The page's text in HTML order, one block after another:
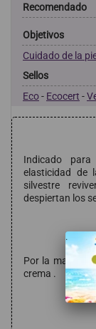
Recomendado
Objetivos
Cuidado de la
Sellos
Eco- Ecocert -
Indicado
elasticidad de
silvestre
despiertan los
Por la mañana,
crema .